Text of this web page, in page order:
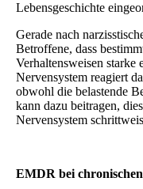
Lebensgeschichte
Gerade nach
Betroffene, dass
Verhaltensweisen starke
Nervensystem reagiert
obwohl die belastende
kann dazu beitragen,
Nervensystem
EMDR bei